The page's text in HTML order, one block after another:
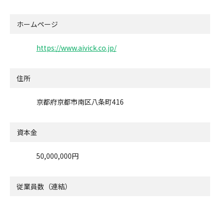
ホームページ
https://www.aivick.co.jp/
住所
京都府京都市南区八条町416
資本金
50,000,000円
従業員数（連結）